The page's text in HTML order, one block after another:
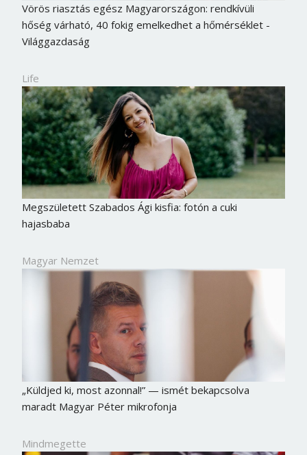
Vörös riasztás egész Magyarországon: rendkívüli
hőség várható, 40 fokig emelkedhet a hőmérséklet -
Világgazdaság
Life
Megszületett Szabados Ági kisfia: fotón a cuki
hajasbaba
Magyar Nemzet
„Küldjed ki, most azonnal!” — ismét bekapcsolva
maradt Magyar Péter mikrofonja
Mindmegette